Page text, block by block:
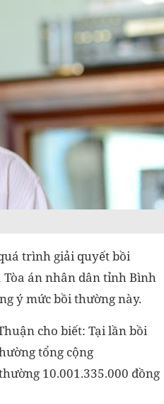
trình giải quyết bồi
án nhân dân tỉnh Bình
ý mức bồi thường này.
cho biết: Tại lần bồi
tổng cộng
10.001.335.000 đồng